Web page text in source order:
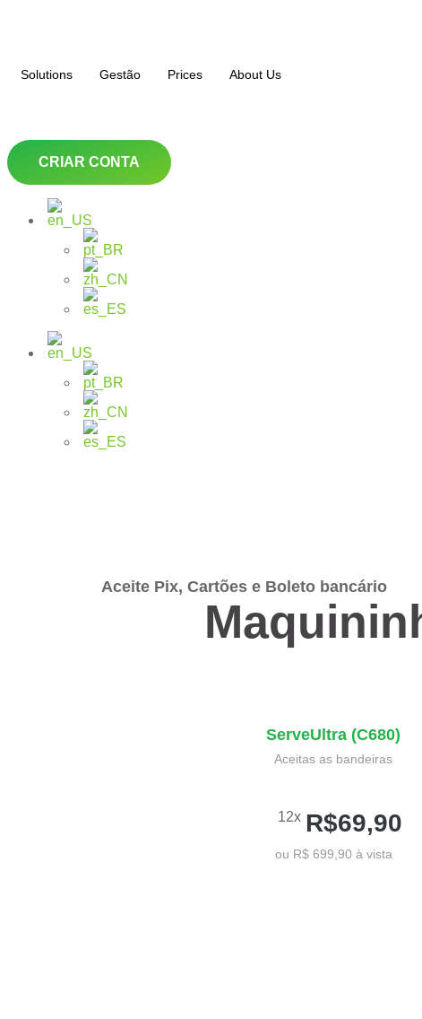
Solutions Gestão Prices About Us
CRIAR CONTA
Aceite Pix, Cartões e Boleto bancário
ServeUltra (C680)
Aceitas as bandeiras
12x R$69,90
ou R$ 699,90 à vista